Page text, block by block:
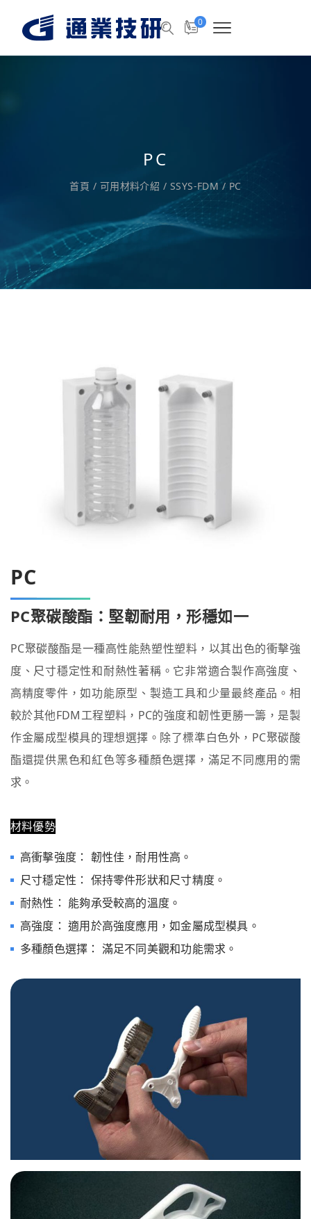
0
PC
首頁 / 可用材料介紹 / SSYS-FDM/ PC
PC
PC聚碳酸酯：堅韌耐用，形穩如一
PC聚碳酸酯是一種高性能熱塑性塑料，以其出色的衝擊強
度、尺寸穩定性和耐熱性著稱。它非常適合製作高強度、
高精度零件，如功能原型、製造工具和少量最終產品。相
較於其他FDM工程塑料，PC的強度和韌性更勝一籌，是製
作金屬成型模具的理想選擇。除了標準白色外，PC聚碳酸
酯還提供黑色和紅色等多種顏色選擇，滿足不同應用的需
求。
材料優勢
高衝擊強度： 韌性佳，耐用性高。
尺寸穩定性： 保持零件形狀和尺寸精度。
耐熱性： 能夠承受較高的溫度。
高強度： 適用於高強度應用，如金屬成型模具。
多種顏色選擇： 滿足不同美觀和功能需求。